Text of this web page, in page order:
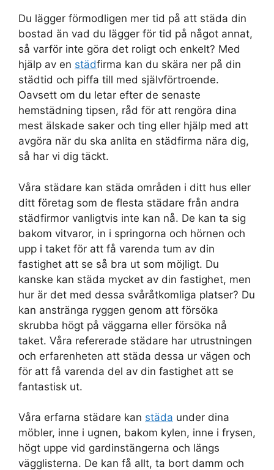
Du lägger förmodligen mer tid på att städa din
bostad än vad du lägger för tid på något annat,
så varför inte göra det roligt och enkelt? Med
hjälp av en städfirma kan du skära ner på din
städtid och piffa till med självförtroende.
Oavsett om du letar efter de senaste
hemstädning tipsen, råd för att rengöra dina
mest älskade saker och ting eller hjälp med att
avgöra när du ska anlita en städfirma nära dig,
så har vi dig täckt.
Våra städare kan städa områden i ditt hus eller
ditt företag som de flesta städare från andra
städfirmor vanligtvis inte kan nå. De kan ta sig
bakom vitvaror, in i springorna och hörnen och
upp i taket för att få varenda tum av din
fastighet att se så bra ut som möjligt. Du
kanske kan städa mycket av din fastighet, men
hur är det med dessa svåråtkomliga platser? Du
kan anstränga ryggen genom att försöka
skrubba högt på väggarna eller försöka nå
taket. Våra refererade städare har utrustningen
och erfarenheten att städa dessa ur vägen och
för att få varenda del av din fastighet att se
fantastisk ut.
Våra erfarna städare kan städa under dina
möbler, inne i ugnen, bakom kylen, inne i frysen,
högt uppe vid gardinstängerna och längs
vägglisterna. De kan få allt, ta bort damm och